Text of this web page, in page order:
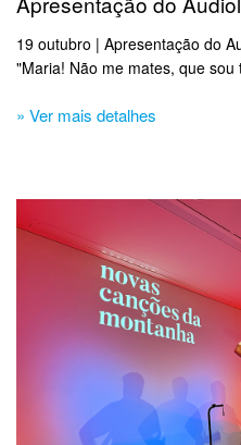
19 outubro | Apresentação do
"Maria! Não me mates, que
» Ver mais detalhes